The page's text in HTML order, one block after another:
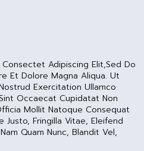
Adipiscing Elit,sed Do
Et Dolore Magna Aliqua. Ut
Exercitation Ullamco
Occaecat Cupidatat Non
Mollit Natoque Consequat
Justo, Fringilla Vitae, Eleifend
Quam Nunc, Blandit Vel,